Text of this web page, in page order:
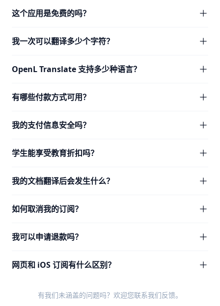
这个应用是免费的吗？
我一次可以翻译多少个字符？
OpenL Translate 支持多少种语言？
有哪些付款方式可用？
我的支付信息安全吗？
学生能享受教育折扣吗？
我的文档翻译后会发生什么？
如何取消我的订阅？
我可以申请退款吗？
网页和 iOS 订阅有什么区别？
有我们未涵盖的问题吗？欢迎您联系我们反馈。